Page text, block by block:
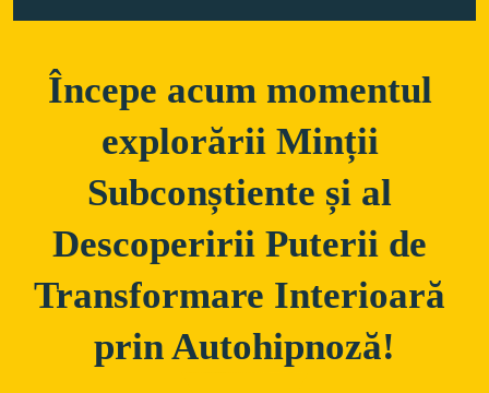
Începe acum momentul
explorării Minții
Subconștiente și al
Descoperirii Puterii de
Transformare Interioară
prin Autohipnoză!